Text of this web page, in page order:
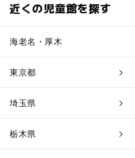
近くの児童館を探す
海老名・厚木
東京都
埼玉県
栃木県